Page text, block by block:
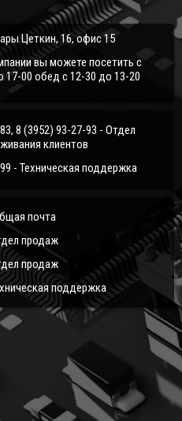
Цеткин, 16, офис 15
вы можете посетить с
17-00 обед с 12-30 до 13-20
8 (3952) 93-27-93 - Отдел
клиентов
- Техническая поддержка
почта
продаж
продаж
поддержка